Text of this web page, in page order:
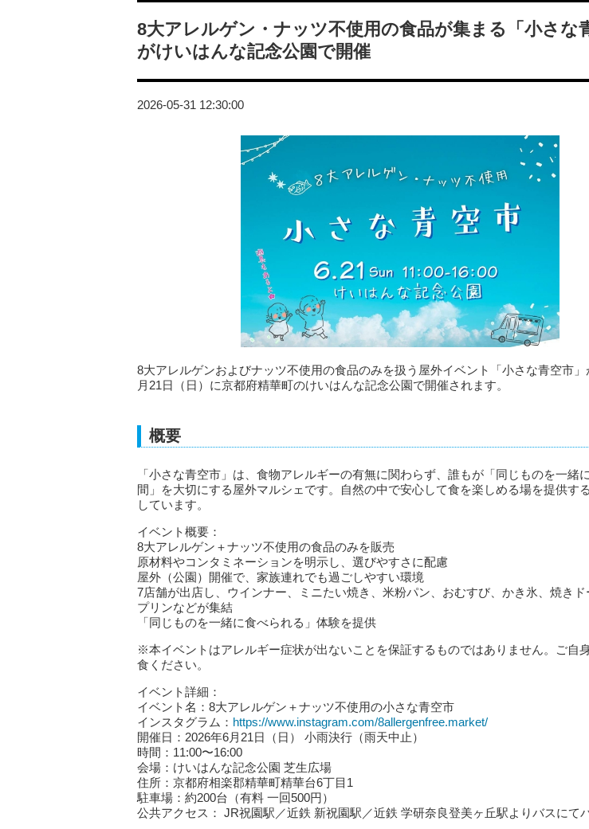
8大アレルゲン・ナッツ不使用の食品が集まる「小さな
がけいはんな記念公園で開催
2026-05-31 12:30:00
8大アレルゲンおよびナッツ不使用の食品のみを扱う屋外イベント「小さな青空市」
月21日（日）に京都府精華町のけいはんな記念公園で開催されます。
概要
「小さな青空市」は、食物アレルギーの有無に関わらず、誰もが「同じものを一緒
間」を大切にする屋外マルシェです。自然の中で安心して食を楽しめる場を提供す
しています。
イベント概要：
8大アレルゲン＋ナッツ不使用の食品のみを販売
原材料やコンタミネーションを明示し、選びやすさに配慮
屋外（公園）開催で、家族連れでも過ごしやすい環境
7店舗が出店し、ウインナー、ミニたい焼き、米粉パン、おむすび、かき氷、焼き
プリンなどが集結
「同じものを一緒に食べられる」体験を提供
※本イベントはアレルギー症状が出ないことを保証するものではありません。ご自
食ください。
イベント詳細：
イベント名：8大アレルゲン＋ナッツ不使用の小さな青空市
インスタグラム： https://www.instagram.com/8allergenfree.market/
開催日：2026年6月21日（日） 小雨決行（雨天中止）
時間：11:00〜16:00
会場：けいはんな記念公園 芝生広場
住所：京都府相楽郡精華町精華台6丁目1
駐車場：約200台（有料 一回500円）
公共アクセス： JR祝園駅／近鉄 新祝園駅／近鉄 学研奈良登美ヶ丘駅よりバスにて